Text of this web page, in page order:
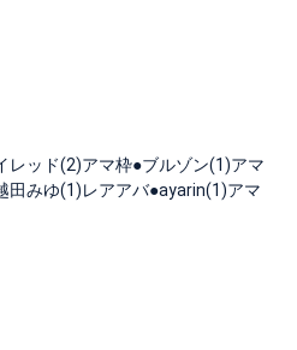
レッド(2)アマ枠●ブルゾン(1)アマ
田みゆ(1)レアアバ●ayarin(1)アマ